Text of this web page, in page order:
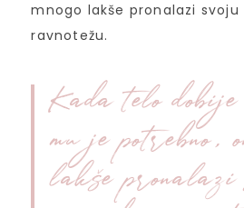
mnogo lakše pronalazi svoju
ravnotežu.
Kada telo dobije
mu je potrebno,
lakše pronalazi